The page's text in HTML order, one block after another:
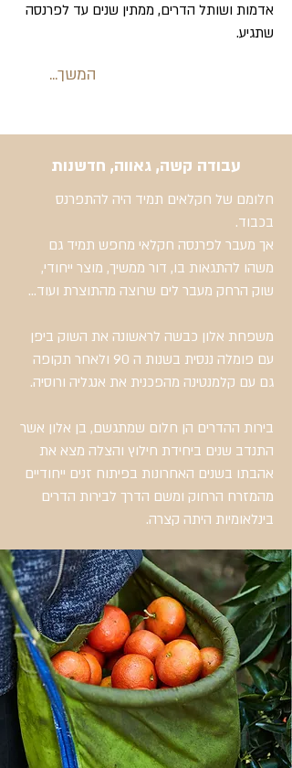
אדמות ושותל הדרים, ממתין שנים עד לפרנסה
שתגיע.
...המשך
עבודה קשה, גאווה, חדשנות
חלומם של חקלאים תמיד היה להתפרנס
בכבוד.
אך מעבר לפרנסה חקלאי מחפש תמיד גם
משהו להתגאות בו, דור ממשיך, מוצר ייחודי,
שוק הרחק מעבר לים שרוצה מהתוצרת ועוד...
משפחת אלון כבשה לראשונה את השוק ביפן
עם פומלה ננסית בשנות ה 90 ולאחר תקופה
גם עם קלמנטינה מהפכנית את אנגליה ורוסיה.
בירות ההדרים הן חלום שמתגשם, בן אלון אשר
התנדב שנים ביחידת חילוץ והצלה מצא את
אהבתו בשנים האחרונות בפיתוח זנים ייחודיים
מהמזרח הרחוק ומשם הדרך לבירות הדרים
בינלאומיות היתה קצרה.